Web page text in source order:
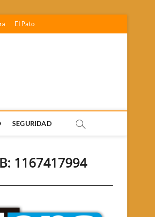
El Pato
SEGURIDAD
1167417994